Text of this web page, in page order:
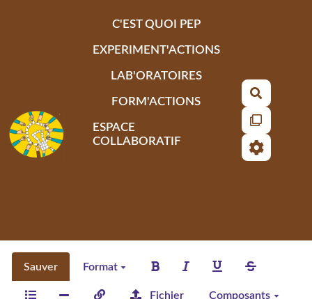
C'EST QUOI PEP
EXPERIMENT'ACTIONS
LAB'ORATOIRES
FORM'ACTIONS
ESPACE
COLLABORATIF
Sauver Format
Fichier Composants